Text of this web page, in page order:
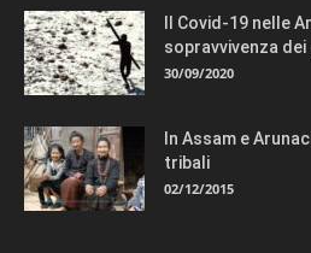
Il Covid-19 nelle
sopravvivenza dei
30/09/2020
In Assam e
tribali
02/12/2015